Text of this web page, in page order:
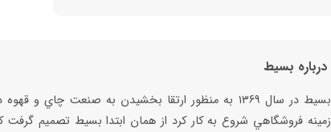
درباره بسیط
بسيط در سال ۱۳۶۹ به منظور ارتقا بخشيدن به صنعت چاي و قهوه
زمينه فروشگاهي شروع به كار كرد از همان ابتدا بسيط تصميم گرفت